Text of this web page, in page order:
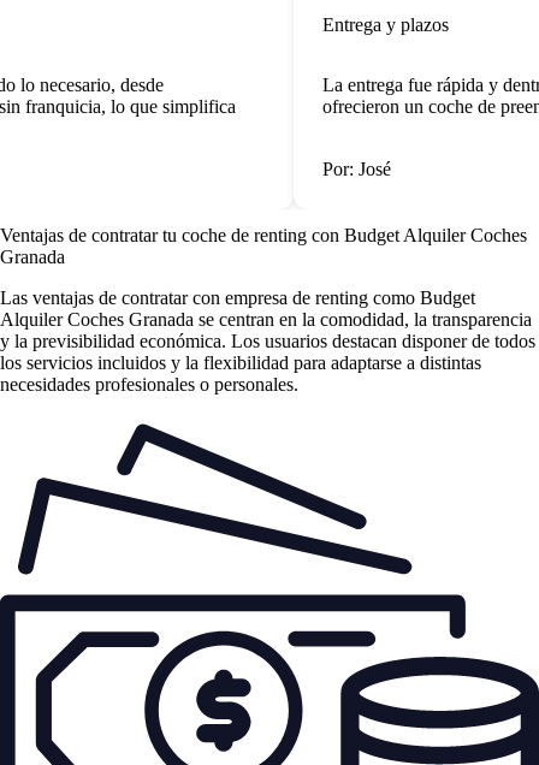
lo necesario, desde
franquicia, lo que simplifica
Entrega y plazos
La entrega fue rápida y
ofrecieron un coche de
Por: José
Ventajas de contratar tu coche de renting con Budget Alquiler Coches
Granada
Las ventajas de contratar con empresa de renting como Budget
Alquiler Coches Granada se centran en la comodidad, la transparencia
y la previsibilidad económica. Los usuarios destacan disponer de todos
los servicios incluidos y la flexibilidad para adaptarse a distintas
necesidades profesionales o personales.